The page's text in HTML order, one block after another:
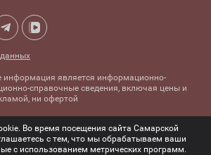
информация является информационно-
справочные сведения, включая цены и
ни офертой
-
Комплексное
продвижение сайтов
Во время посещения сайта Самарской
с тем, что мы обрабатываем ваши
с использованием метрических программ.